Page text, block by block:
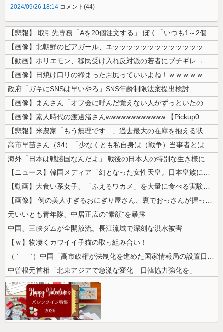
2024/09/26 18:14 コメント(44)
【悲報】 取引先専務「Aを20個注文する」 ぼく「いつも1～2個しか使...
【画像】北朝鮮のビアガール、エッッッッッッッッッッッッッッッッッ！
【動画】ホリエモン、移民受け入れ反対派の若者にブチギレ→スタジオ誰も反...
【画像】日焼け口リの締まったお尻っていいよね！ｗｗｗｗｗ
政府「ガキにSNSは早いやろ」SNS年齢制限法案提出検討
【画像】まんさん「オフ会に呼んだ覚えない人がずっといたので晒すわ」（パ...
【画像】素人時代の渡邊渚さんwwwwwwwwwwww 【Pickup0...
【悲報】米農家「もう無理です…」過去最大の在庫を抱える状態で新米収穫
高市早苗さん（34）「少なくとも私自身は（戦争）当事者とはいえない世代...
海外「日本は戦勝国なんだよ」 戦後の日本人の特別な生き様に各国から称賛...
【ニュース】韓国メディア「幻となった女性天皇。日本皇族に韓半島の男の血...
【動画】大食い系女子、「ふえるワカメ」を大量に食べる実験をした結果ｗｗ...
【画像】 例の美人すぎるおにぎり屋さん、裏でおっさんが握っていたｗｗｗ...
元いいとも青年隊、中居正広の”素顔”を暴露
中国、三峡ダムが全開放流。長江流域で深刻な洪水被害
【ｗ】物凄くカワイイ子猫の取っ組み合い！
（ ´_ゝ`）中国「高市政権が法制化を進めた国家情報局の設置日が7月3...
中曽根元首相「北東アジアで急激な変化 日韓協力強化を」